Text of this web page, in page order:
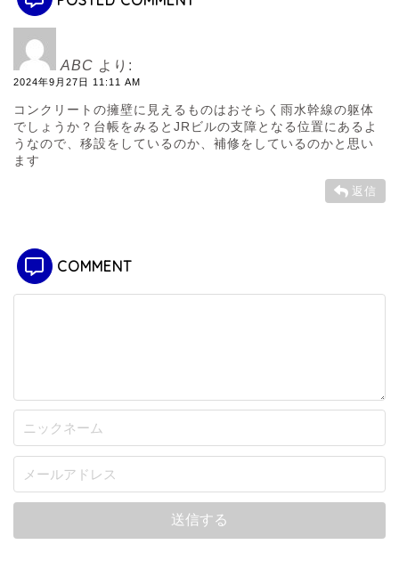
ABC より:
2024年9月27日 11:11 AM
コンクリートの擁壁に見えるものはおそらく雨水幹線の躯体
でしょうか？台帳をみるとJRビルの支障となる位置にあるよ
うなので、移設をしているのか、補修をしているのかと思い
ます
返信
COMMENT